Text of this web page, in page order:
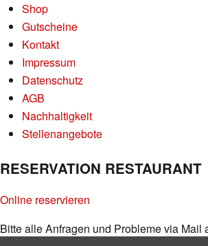
Shop
Gutscheine
Kontakt
Impressum
Datenschutz
AGB
Nachhaltigkeit
Stellenangebote
RESERVATION RESTAURANT
Online reservieren
Bitte alle Anfragen und Probleme via Mail